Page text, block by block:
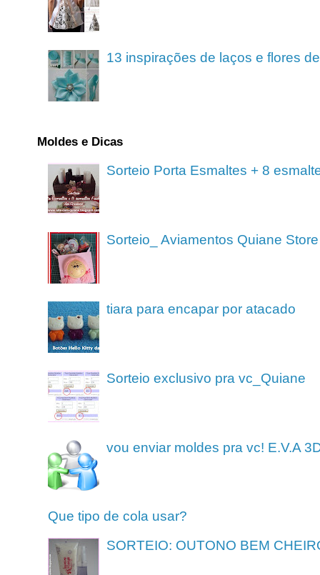
13 inspirações de laços e flores
Moldes e Dicas
Sorteio Porta Esmaltes + 8
Sorteio_ Aviamentos Quiane Store
tiara para encapar por atacado
Sorteio exclusivo pra vc_Quiane
vou enviar moldes pra vc! E.V.A
Que tipo de cola usar?
SORTEIO: OUTONO BEM